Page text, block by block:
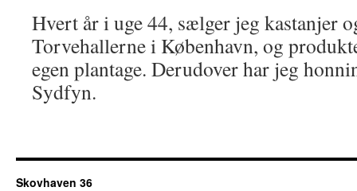
Hvert år i uge 44, sælger jeg kastanjer
Torvehallerne i København, og
egen plantage. Derudover har jeg
Sydfyn.
Skovhaven 36